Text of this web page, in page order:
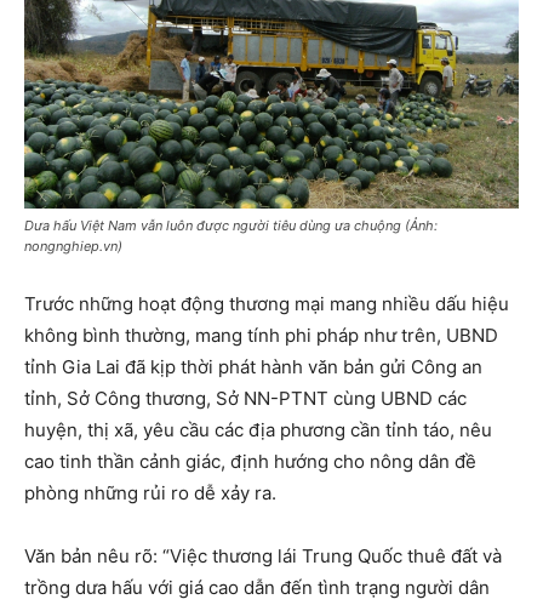
Dưa hấu Việt Nam vẫn luôn được người tiêu dùng ưa chuộng (Ảnh:
nongnghiep.vn)
Trước những hoạt động thương mại mang nhiều dấu hiệu
không bình thường, mang tính phi pháp như trên, UBND
tỉnh Gia Lai đã kịp thời phát hành văn bản gửi Công an
tỉnh, Sở Công thương, Sở NN-PTNT cùng UBND các
huyện, thị xã, yêu cầu các địa phương cần tỉnh táo, nêu
cao tinh thần cảnh giác, định hướng cho nông dân đề
phòng những rủi ro dễ xảy ra.
Văn bản nêu rõ: “Việc thương lái Trung Quốc thuê đất và
trồng dưa hấu với giá cao dẫn đến tình trạng người dân